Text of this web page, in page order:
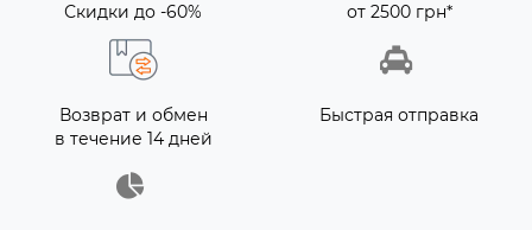
Скидки до -60%
от 2500 грн*
Возврат и обмен
в течение 14 дней
Быстрая отправка